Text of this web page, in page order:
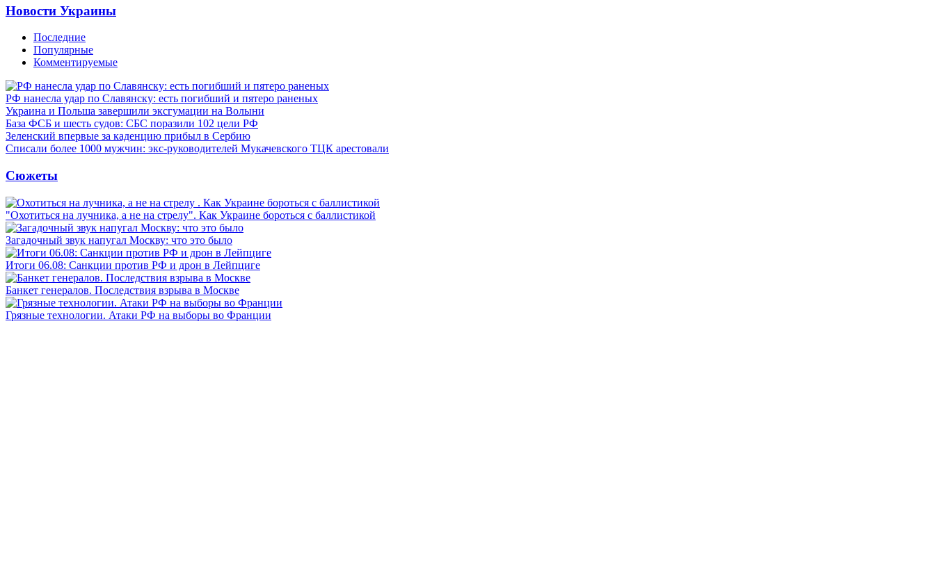
Новости Украины
Последние
Популярные
Комментируемые
РФ нанесла удар по Славянску: есть погибший и пятеро раненых
Украина и Польша завершили эксгумации на Волыни
База ФСБ и шесть судов: СБС поразили 102 цели РФ
Зеленский впервые за каденцию прибыл в Сербию
Списали более 1000 мужчин: экс-руководителей Мукачевского ТЦК арестовали
Сюжеты
"Охотиться на лучника, а не на стрелу". Как Украине бороться с баллистикой
Загадочный звук напугал Москву: что это было
Итоги 06.08: Санкции против РФ и дрон в Лейпциге
Банкет генералов. Последствия взрыва в Москве
Грязные технологии. Атаки РФ на выборы во Франции